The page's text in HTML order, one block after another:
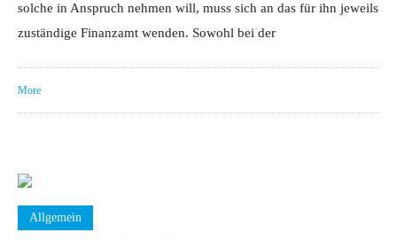
solche in Anspruch nehmen will, muss sich an das für ihn jeweils
zuständige Finanzamt wenden. Sowohl bei der
More
Allgemein